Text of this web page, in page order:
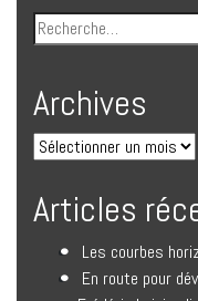
Archives
Articles
Les courbes
En route pour